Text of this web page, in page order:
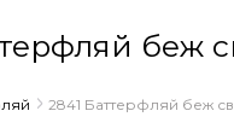
беж
2841 Баттерфляй беж